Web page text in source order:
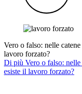
Vero o falso: nelle
lavoro forzato?
Di più Vero o falso:
esiste il lavoro forzato?